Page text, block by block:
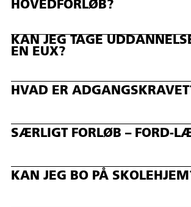
HOVEDFORLØB?
KAN JEG TAGE
EN EUX?
HVAD ER
SÆRLIGT FORLØB – FORD-
KAN JEG BO PÅ